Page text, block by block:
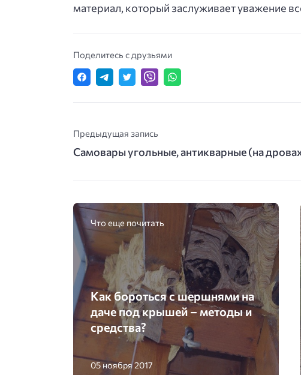
материал, который заслуживает уважение
Поделитесь с друзьями
Предыдущая запись
Самовары угольные, антикварные (на
Что еще почитать
Как бороться с шершнями на
даче под крышей – методы и
средства?
05 ноября 2017